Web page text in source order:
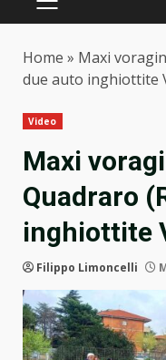
PRIMARY
Home » Maxi
due auto inghiottite
Video
Maxi
Quadraro
inghiottite
Filippo Limoncelli